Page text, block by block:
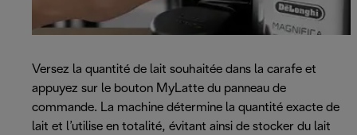
Versez la quantité de lait souhaitée dans la carafe et
appuyez sur le bouton MyLatte du panneau de
commande. La machine détermine la quantité exacte de
lait et l’utilise en totalité, évitant ainsi de stocker du lait